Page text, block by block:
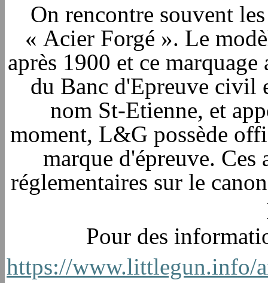
On rencontre souvent
« Acier Forgé ». Le
après 1900 et ce
du Banc d'Epreuve civil
nom St-Etienne, et
moment, L&G possède
marque d'épreuve. Ces
réglementaires sur le
Pour des
https://www.littlegun.info/